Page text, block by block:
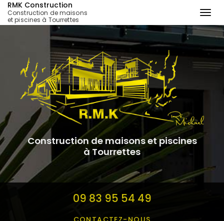
contenu
principal
RMK Construction
Construction de maisons
et piscines à Tourrettes
Construction de maisons et piscines
à Tourrettes
09 83 95 54 49